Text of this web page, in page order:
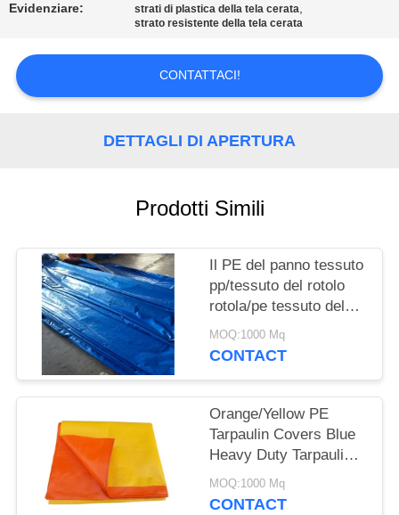
DEL
SITO
PRIVACY
Evidenziare: strati di plastica della tela cerata,
strato resistente della tela cerata
CONTATTACI!
DETTAGLI DI APERTURA
Prodotti Simili
Il PE del panno tessuto
pp/tessuto del rotolo
rotola/pe tessuto del
PE (tela cerata del pe)
MOQ:1000 Mq
CONTACT
Orange/Yellow PE
Tarpaulin Covers Blue
Heavy Duty Tarpaulins
Waterproof Ground
Sheet Cover
MOQ:1000 Mq
CONTACT